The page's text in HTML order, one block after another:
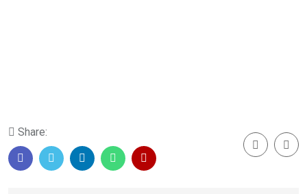
Share: